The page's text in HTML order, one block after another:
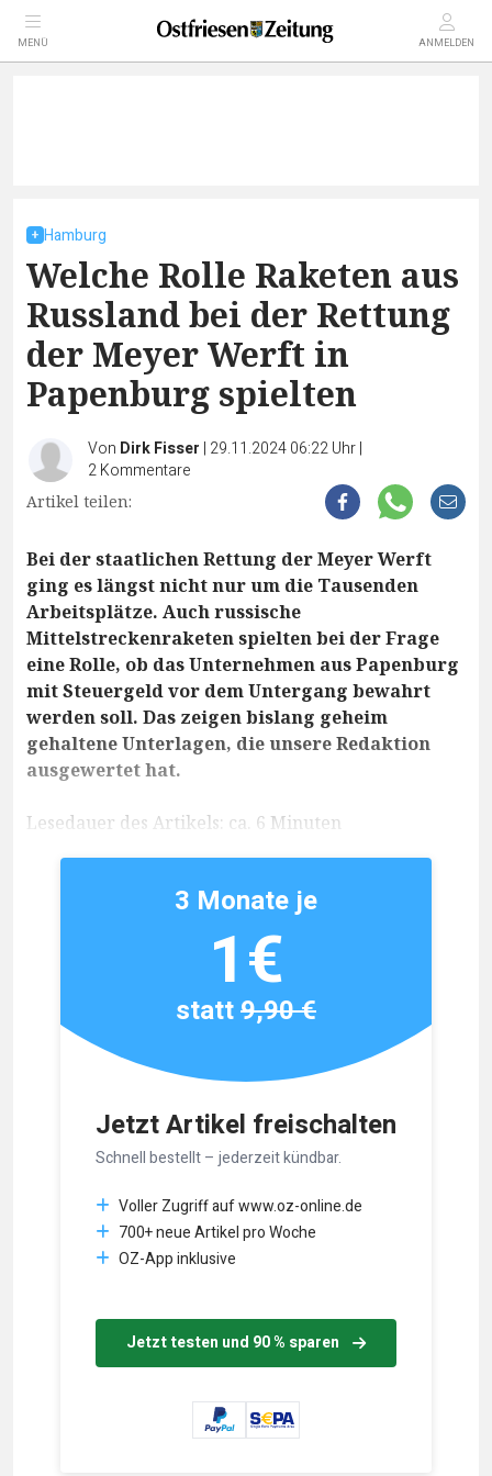
MENÜ ANMELDEN
Hamburg
Welche Rolle Raketen aus
Russland bei der Rettung
der Meyer Werft in
Papenburg spielten
Von Dirk Fisser | 29.11.2024 06:22 Uhr|
2Kommentare
Artikel teilen:
Bei der staatlichen Rettung der Meyer Werft
ging es längst nicht nur um die Tausenden
Arbeitsplätze. Auch russische
Mittelstreckenraketen spielten bei der Frage
eine Rolle, ob das Unternehmen aus Papenburg
mit Steuergeld vor dem Untergang bewahrt
werden soll. Das zeigen bislang geheim
gehaltene Unterlagen, die unsere Redaktion
ausgewertet hat.
Lesedauer des Artikels: ca. 6 Minuten
Jetzt Artikel freischalten
Schnell bestellt – jederzeit kündbar.
Voller Zugriff auf www.oz-online.de
700+ neue Artikel pro Woche
OZ-App inklusive
Jetzt testen und 90 % sparen
3 Monate je
1€
statt9,90 €